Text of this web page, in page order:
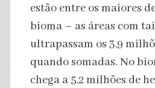
estão entre os maiores
bioma – as áreas com
ultrapassam os 3,9
quando somadas. No
chega a 5,2 milhões de